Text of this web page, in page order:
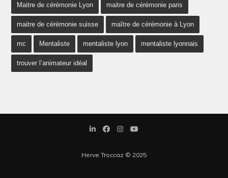
Maitre de cérémonie Lyon maitre de cérémonie paris
maitre de cérémonie suisse maître de cérémonie à Lyon
mc Mentaliste mentaliste lyon mentaliste lyonnais
trouver l’animateur idéal
Herve Troccaz © 2025